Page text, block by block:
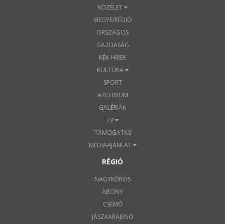
KÖZÉLET
MEGYE/RÉGIÓ
ORSZÁGOS
GAZDASÁG
KÉK HÍREK
KULTÚRA
SPORT
ARCHIVUM
GALÉRIÁK
TV
TÁMOGATÁS
MÉDIAAJÁNLAT
RÉGIÓ
NAGYKŐRÖS
ABONY
CSEMŐ
JÁSZKARAJENŐ